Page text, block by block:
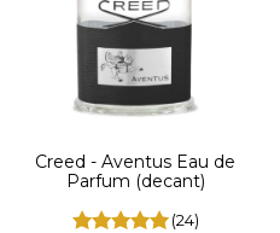
Creed - Aventus Eau de
Parfum (decant)
(24)